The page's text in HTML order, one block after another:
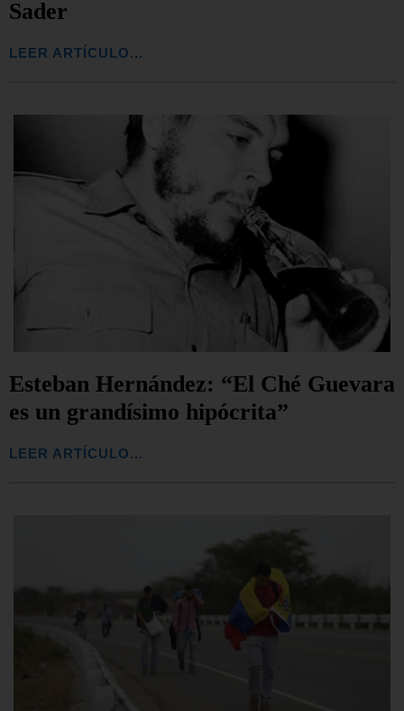
Sader
LEER ARTÍCULO...
Esteban Hernández: “El Ché Guevara
es un grandísimo hipócrita”
LEER ARTÍCULO...